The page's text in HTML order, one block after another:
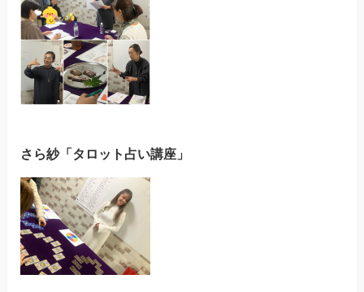
さら紗「タロット占い講座」